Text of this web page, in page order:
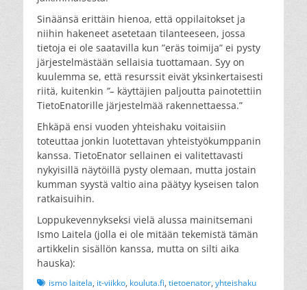
Sinäänsä erittäin hienoa, että oppilaitokset ja
niihin hakeneet asetetaan tilanteeseen, jossa
tietoja ei ole saatavilla kun ”eräs toimija” ei pysty
järjestelmästään sellaisia tuottamaan. Syy on
kuulemma se, että resurssit eivät yksinkertaisesti
riitä, kuitenkin ”– käyttäjien paljoutta painotettiin
TietoEnatorille järjestelmää rakennettaessa.”
Ehkäpä ensi vuoden yhteishaku voitaisiin
toteuttaa jonkin luotettavan yhteistyökumppanin
kanssa. TietoEnator sellainen ei valitettavasti
nykyisillä näytöillä pysty olemaan, mutta jostain
kumman syystä valtio aina päätyy kyseisen talon
ratkaisuihin.
Loppukevennykseksi vielä alussa mainitsemani
Ismo Laitela (jolla ei ole mitään tekemistä tämän
artikkelin sisällön kanssa, mutta on silti aika
hauska):
Tagsismo laitela, it-viikko, kouluta.fi, tietoenator, yhteishaku